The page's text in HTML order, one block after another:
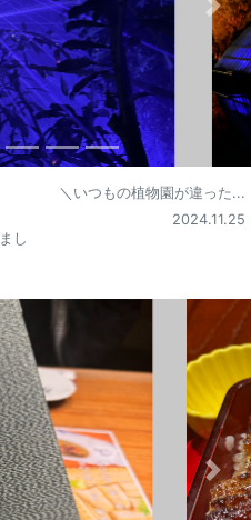
＼いつもの植物園が違った...
2024.11.25
し